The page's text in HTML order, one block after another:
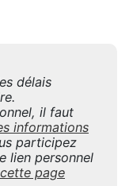
délais
il faut
informations
participez
lien personnel
page